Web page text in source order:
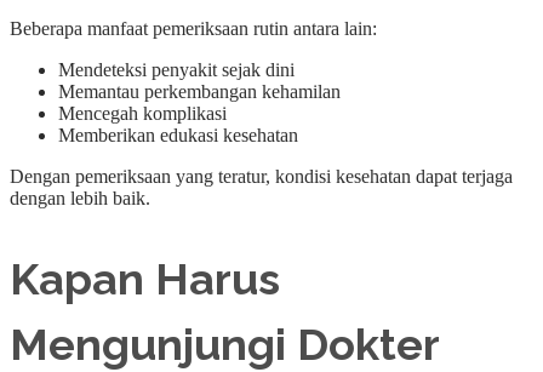
Beberapa manfaat pemeriksaan rutin antara lain:
Mendeteksi penyakit sejak dini
Memantau perkembangan kehamilan
Mencegah komplikasi
Memberikan edukasi kesehatan
Dengan pemeriksaan yang teratur, kondisi kesehatan dapat terjaga
dengan lebih baik.
Kapan Harus
Mengunjungi Dokter